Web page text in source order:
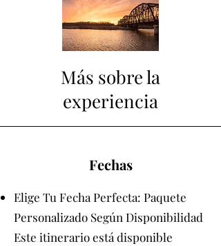
Más sobre la
experiencia
Fechas
Elige Tu Fecha Perfecta: Paquete
Personalizado Según Disponibilidad​
Este itinerario está disponible